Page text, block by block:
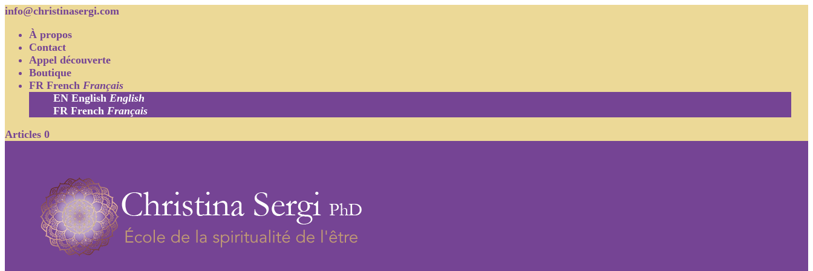
info@christinasergi.com
À propos
Contact
Appel découverte
Boutique
FR French Français
EN English English
FR French Français
Articles 0